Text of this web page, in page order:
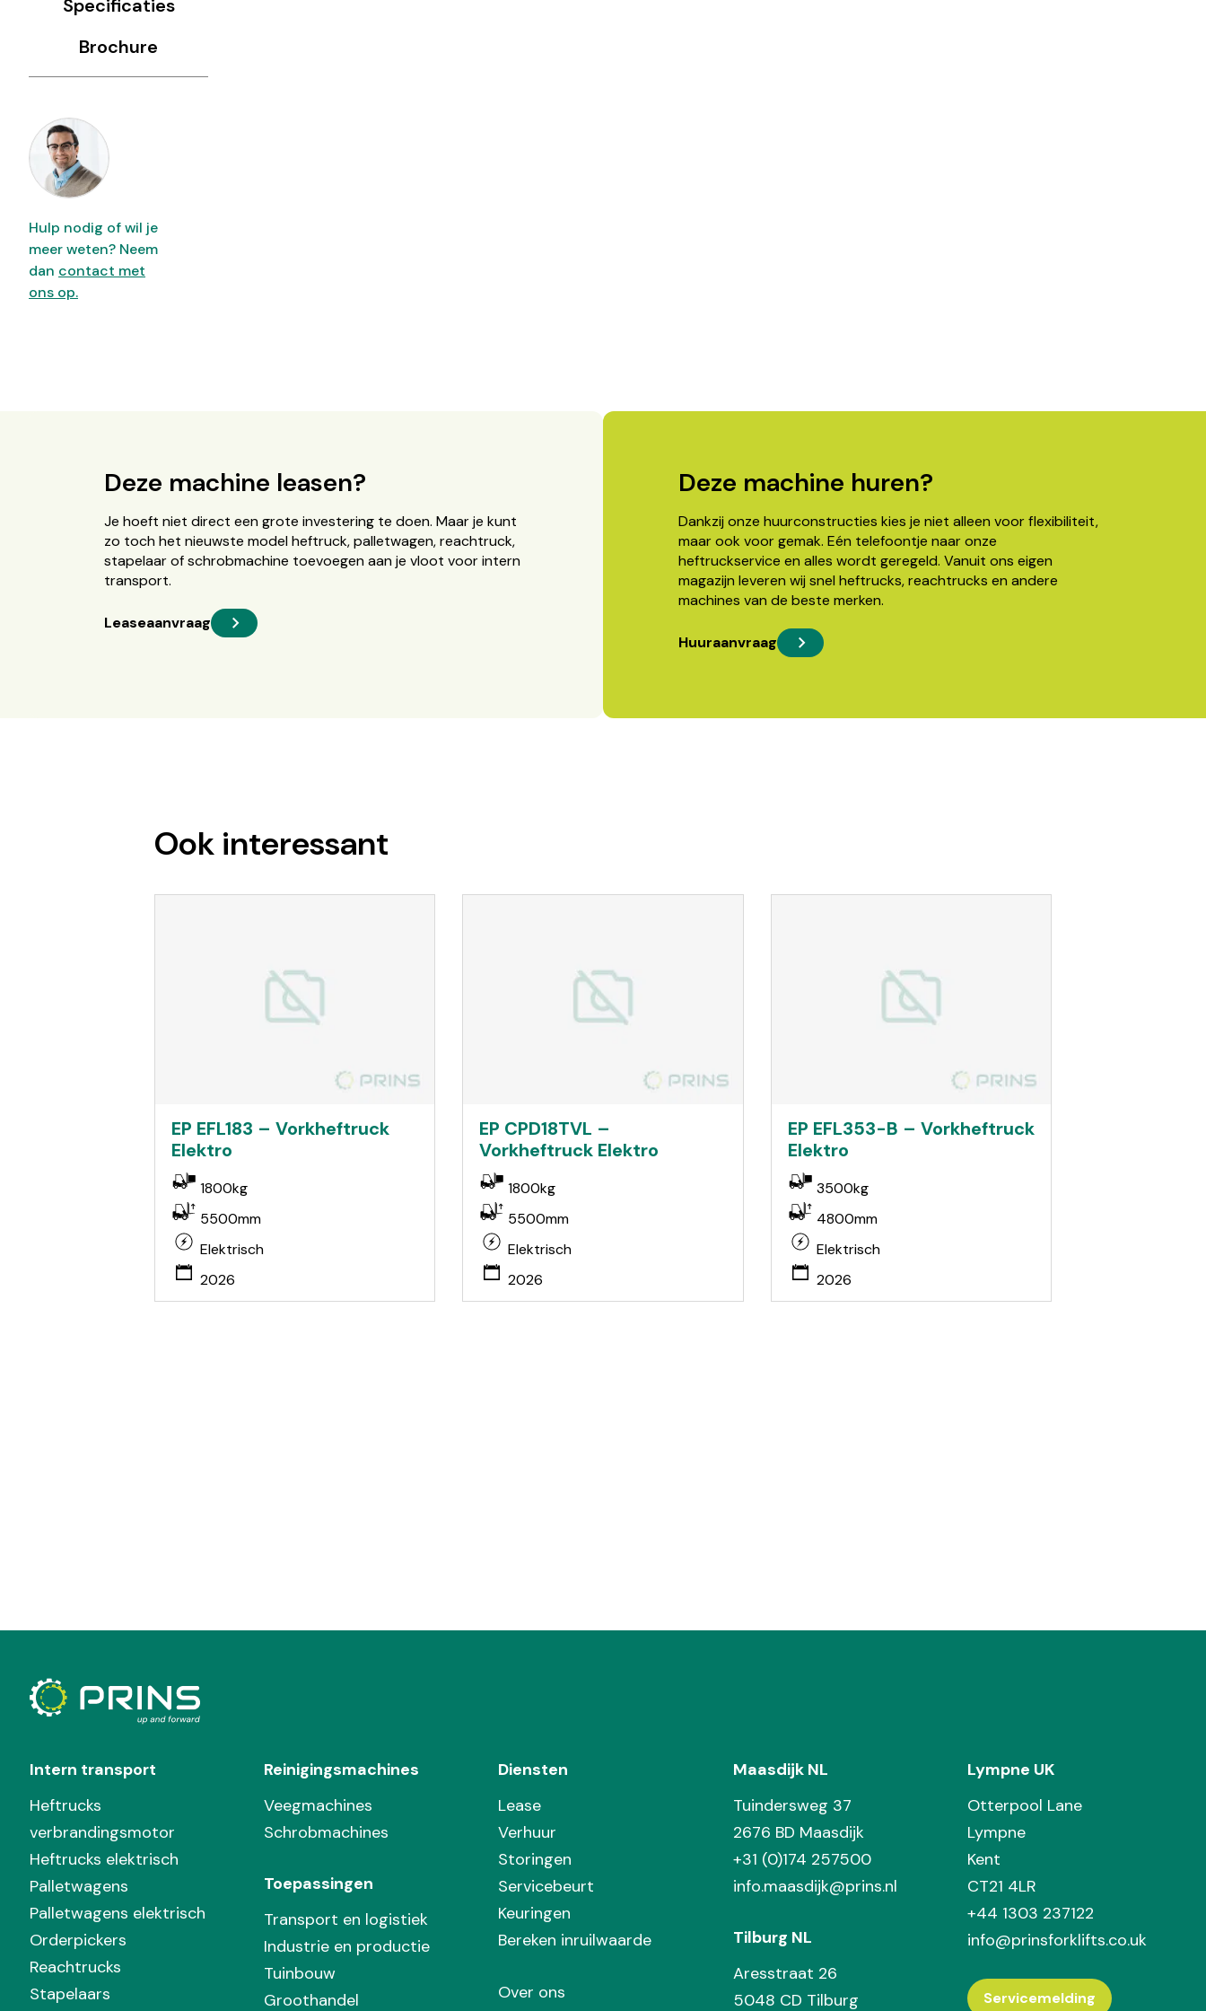
Hulp nodig of wil je
meer weten? Neem
dan contact met
ons op.
Specificaties
Brochure
Deze machine leasen?
Je hoeft niet direct een grote investering te doen. Maar je kunt
zo toch het nieuwste model heftruck, palletwagen, reachtruck,
stapelaar of schrobmachine toevoegen aan je vloot voor intern
transport.
Leaseaanvraag
Deze machine huren?
Dankzij onze huurconstructies kies je niet alleen voor flexibiliteit,
maar ook voor gemak. Eén telefoontje naar onze
heftruckservice en alles wordt geregeld. Vanuit ons eigen
magazijn leveren wij snel heftrucks, reachtrucks en andere
machines van de beste merken.
Huuraanvraag
Ook interessant
EP EFL183 – Vorkheftruck
Elektro
1800kg
5500mm
Elektrisch
2026
EP CPD18TVL –
Vorkheftruck Elektro
1800kg
5500mm
Elektrisch
2026
EP EFL353-B – Vorkheftruck
Elektro
3500kg
4800mm
Elektrisch
2026
Intern transport
Heftrucks
verbrandingsmotor
Heftrucks elektrisch
Palletwagens
Palletwagens elektrisch
Orderpickers
Reachtrucks
Stapelaars
Reinigingsmachines
Veegmachines
Schrobmachines
Toepassingen
Transport en logistiek
Industrie en productie
Tuinbouw
Groothandel
Diensten
Lease
Verhuur
Storingen
Servicebeurt
Keuringen
Bereken inruilwaarde
Over ons
Maasdijk NL
Tuindersweg 37
2676 BD Maasdijk
+31 (0)174 257500
info.maasdijk@prins.nl
Tilburg NL
Aresstraat 26
5048 CD Tilburg
Lympne UK
Otterpool Lane
Lympne
Kent
CT21 4LR
+44 1303 237122
info@prinsforklifts.co.uk
Servicemelding